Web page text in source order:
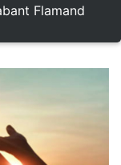
Flamand